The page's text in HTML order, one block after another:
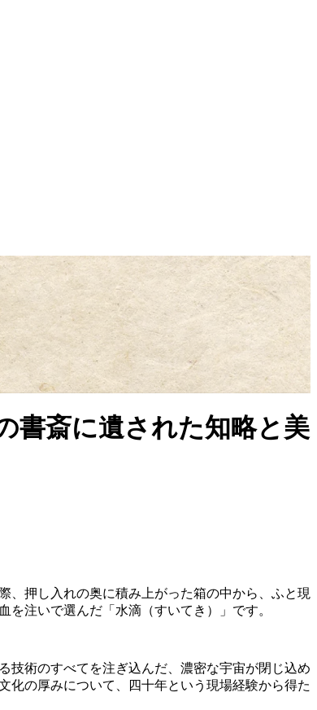
書斎に遺された知略と美
、押し入れの奥に積み上がった箱の中から、ふと現
注いで選んだ「水滴（すいてき）」です。
技術のすべてを注ぎ込んだ、濃密な宇宙が閉じ込め
化の厚みについて、四十年という現場経験から得た